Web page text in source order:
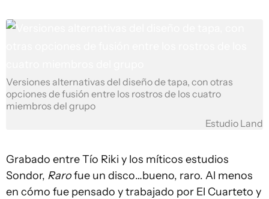
Versiones alternativas del diseño de tapa, con otras
opciones de fusión entre los rostros de los cuatro
miembros del grupo
Estudio Land
Grabado entre Tío Riki y los míticos estudios
Sondor, Rarofue un disco…bueno, raro. Al menos
en cómo fue pensado y trabajado por El Cuarteto y